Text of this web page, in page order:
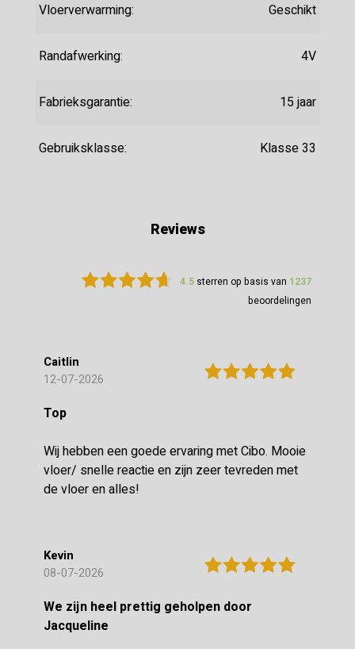
Vloerverwarming: Geschikt
Randafwerking: 4V
Fabrieksgarantie: 15 jaar
Gebruiksklasse: Klasse 33
Reviews
4.5 sterren op basis van 1237
beoordelingen
Caitlin
12-07-2026
Top
Wij hebben een goede ervaring met Cibo. Mooie
vloer/ snelle reactie en zijn zeer tevreden met
de vloer en alles!
Kevin
08-07-2026
We zijn heel prettig geholpen door
Jacqueline